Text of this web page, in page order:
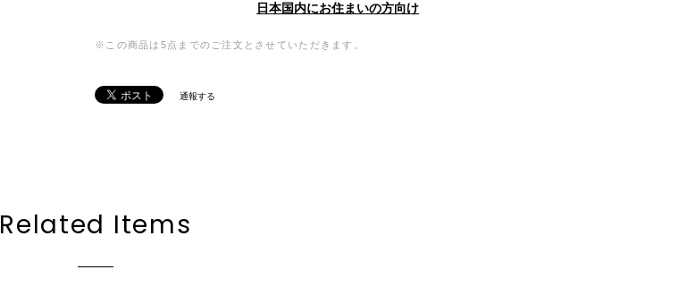
日本国内にお住まいの方向け
※この商品は5点までのご注文とさせていただきます。
通報する
Related Items